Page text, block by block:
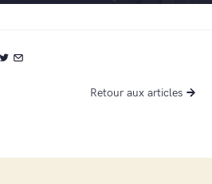
Retour aux articles